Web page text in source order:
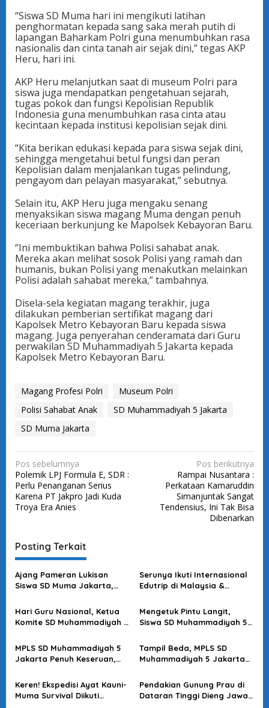
“Siswa SD Muma hari ini mengikuti latihan
penghormatan kepada sang saka merah putih di
lapangan Baharkam Polri guna menumbuhkan rasa
nasionalis dan cinta tanah air sejak dini,” tegas AKP
Heru, hari ini.
AKP Heru melanjutkan saat di museum Polri para
siswa juga mendapatkan pengetahuan sejarah,
tugas pokok dan fungsi Kepolisian Republik
Indonesia guna menumbuhkan rasa cinta atau
kecintaan kepada institusi kepolisian sejak dini.
“Kita berikan edukasi kepada para siswa sejak dini,
sehingga mengetahui betul fungsi dan peran
Kepolisian dalam menjalankan tugas pelindung,
pengayom dan pelayan masyarakat,” sebutnya.
Selain itu, AKP Heru juga mengaku senang
menyaksikan siswa magang Muma dengan penuh
keceriaan berkunjung ke Mapolsek Kebayoran Baru.
‘’Ini membuktikan bahwa Polisi sahabat anak.
Mereka akan melihat sosok Polisi yang ramah dan
humanis, bukan Polisi yang menakutkan melainkan
Polisi adalah sahabat mereka,” tambahnya.
Disela-sela kegiatan magang terakhir, juga
dilakukan pemberian sertifikat magang dari
Kapolsek Metro Kebayoran Baru kepada siswa
magang. Juga penyerahan cenderamata dari Guru
perwakilan SD Muhammadiyah 5 Jakarta kepada
Kapolsek Metro Kebayoran Baru.
Magang Profesi Polri
Museum Polri
Polisi Sahabat Anak
SD Muhammadiyah 5 Jakarta
SD Muma Jakarta
N
a
v
i
a
s
i
o
s
Pos sebelumnya
Polemik LPJ Formula E, SDR :
Perlu Penanganan Serius
Karena PT Jakpro Jadi Kuda
Troya Era Anies
Pos berikutnya
Rampai Nusantara :
Perkataan Kamaruddin
Simanjuntak Sangat
Tendensius, Ini Tak Bisa
Dibenarkan
Posting Terkait
Ajang Pameran Lukisan
Siswa SD Muma Jakarta,
Melestarikan Budaya
Nusantara
Serunya Ikuti Internasional
Edutrip di Malaysia &
Muhammadiyah 5 Penuh
Semangat!
Hari Guru Nasional, Ketua
Komite SD Muhammadiyah 5
Garda Terdepan Pendidikan
Generasi Penerus Bangsa
Mengetuk Pintu Langit,
Siswa SD Muhammadiyah 5
Istisqa & Sedekah Air untuk
Negeri
MPLS SD Muhammadiyah 5
Jakarta Penuh Keseruan,
Tampil Beda, MPLS SD
Muhammadiyah 5 Jakarta
Keren! Ekspedisi Ayat Kauni-
Muma Survival Diikuti
Pendakian Gunung Prau di
Dataran Tinggi Dieng Jawa